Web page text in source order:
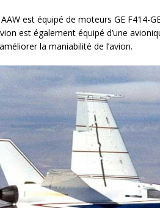
est équipé de moteurs GE F414-
est également équipé d’une
la maniabilité de l’avion.